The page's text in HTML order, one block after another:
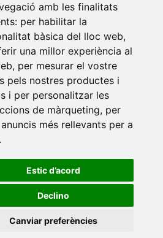
amb les finalitats
per habilitar la
bàsica del lloc web,
una millor experiència al
, per mesurar el vostre
pels nostres productes i
i per personalitzar les
de màrqueting, per
més rellevants per a
Estic d’acord
Declino
Canviar preferències
•
Universitat
Universitat de Girona
Illes Balears
Universitat Jaume I
Universitat Miguel Hernández
de Catalunya •Universitat
Universitat Politècnica de
•Universitat Ramon Llull
•Universitat de Sàsser
•Universitat de Vic -
Central de Catalunya